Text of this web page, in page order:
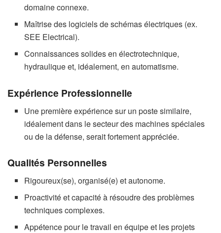
domaine connexe.
Maîtrise des logiciels de schémas électriques (ex.
SEE Electrical).
Connaissances solides en électrotechnique,
hydraulique et, idéalement, en automatisme.
Expérience Professionnelle
Une première expérience sur un poste similaire,
idéalement dans le secteur des machines spéciales
ou de la défense, serait fortement appréciée.
Qualités Personnelles
Rigoureux(se), organisé(e) et autonome.
Proactivité et capacité à résoudre des problèmes
techniques complexes.
Appétence pour le travail en équipe et les projets